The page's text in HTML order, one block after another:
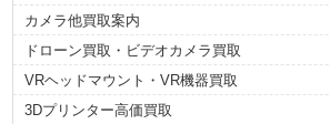
カメラ他買取案内
ドローン買取・ビデオカメラ買取
VRヘッドマウント・VR機器買取
3Dプリンター高価買取